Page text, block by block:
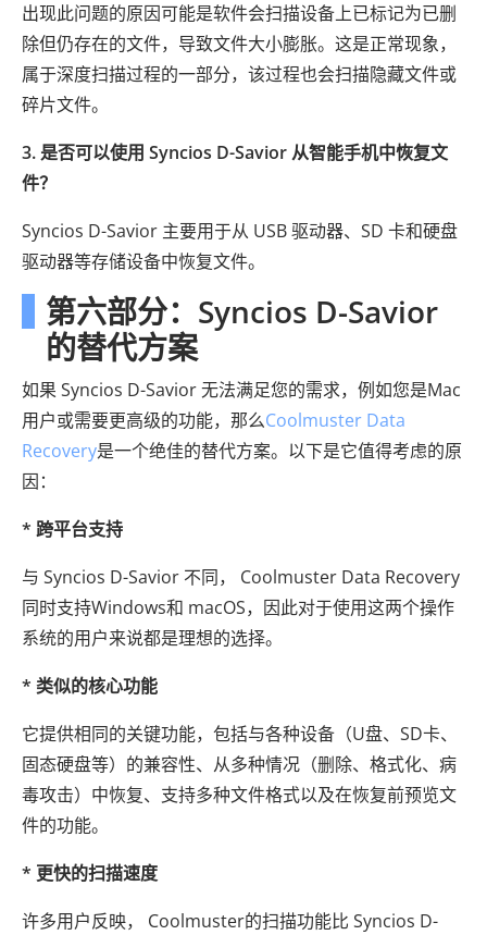
出现此问题的原因可能是软件会扫描设备上已标记为已删
除但仍存在的文件，导致文件大小膨胀。这是正常现象，
属于深度扫描过程的一部分，该过程也会扫描隐藏文件或
碎片文件。
3. 是否可以使用 Syncios D-Savior 从智能手机中恢复文
件？
Syncios D-Savior 主要用于从 USB 驱动器、SD 卡和硬盘
驱动器等存储设备中恢复文件。
第六部分：Syncios D-Savior
的替代方案
如果 Syncios D-Savior 无法满足您的需求，例如您是Mac
用户或需要更高级的功能，那么Coolmuster Data
Recovery是一个绝佳的替代方案。以下是它值得考虑的原
因：
* 跨平台支持
与 Syncios D-Savior 不同， Coolmuster Data Recovery
同时支持Windows和 macOS，因此对于使用这两个操作
系统的用户来说都是理想的选择。
* 类似的核心功能
它提供相同的关键功能，包括与各种设备（U盘、SD卡、
固态硬盘等）的兼容性、从多种情况（删除、格式化、病
毒攻击）中恢复、支持多种文件格式以及在恢复前预览文
件的功能。
* 更快的扫描速度
许多用户反映， Coolmuster的扫描功能比 Syncios D-